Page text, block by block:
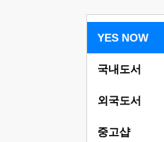
YES NOW
국내도서
외국도서
중고샵